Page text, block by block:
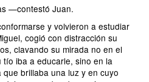
—contestó Juan.
y volvieron a estudiar
cogió con distracción su
clavando su mirada no en el
iba a educarle, sino en la
brillaba una luz y en cuyo